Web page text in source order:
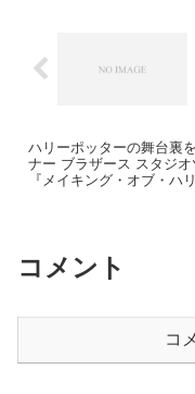
ハリーポッターの舞台裏
ナー ブラザース スタジ
『メイキング・オブ・ハ
コメント
コ